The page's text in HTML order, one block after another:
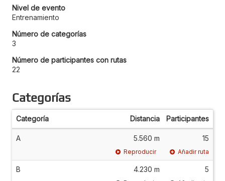
Nivel de evento
Entrenamiento
Número de categorías
3
Número de participantes con rutas
22
Categorías
Categoría Distancia Participantes
A 5.560 m 15
Reproducir Añadir ruta
B 4.230 m 5